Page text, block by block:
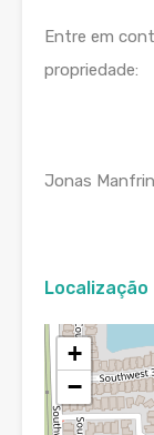
Entre em
propriedade:
Jonas
Localização
+
−